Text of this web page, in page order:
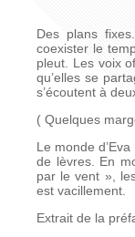
Des plans
coexister le
pleut. Les voix
qu’elles se
s’écoutent à
( Quelques
Le monde
de lèvres. En
par le vent »,
est vacillement.
Extrait de la